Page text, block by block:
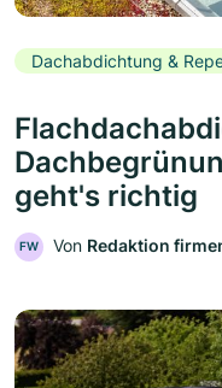
Dachabdichtung &
geht's richtig
FW Von Redaktion